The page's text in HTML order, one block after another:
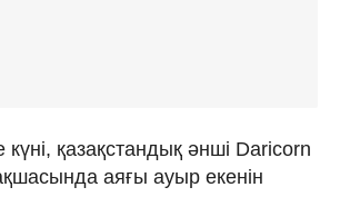
күні, қазақстандық әнші Daricorn
аяғы ауыр екенін